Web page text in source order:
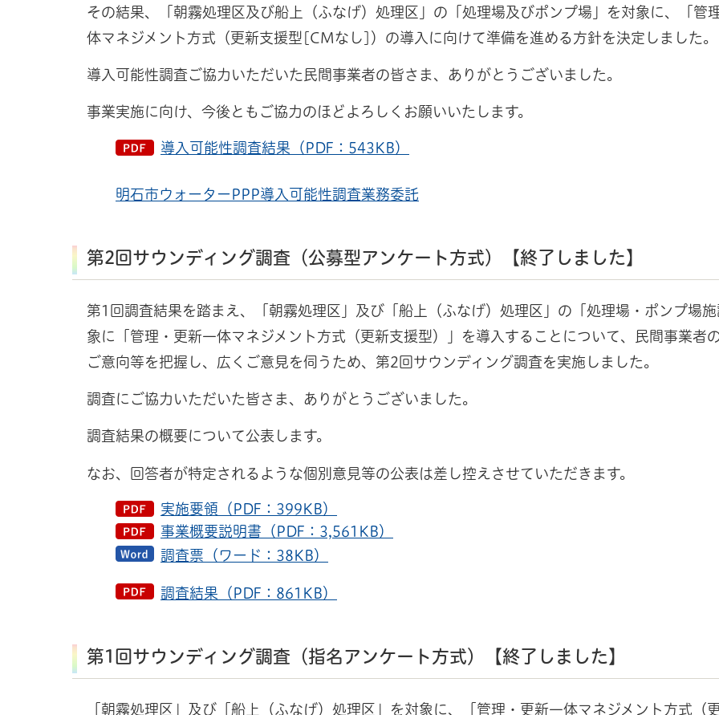
その結果、「朝霧処理区及び船上（ふなげ）処理区」の「処理場及びポンプ場」を対象に、「管
体マネジメント方式（更新支援型[CMなし]）の導入に向けて準備を進める方針を決定しました。
導入可能性調査ご協力いただいた民間事業者の皆さま、ありがとうございました。
事業実施に向け、今後ともご協力のほどよろしくお願いいたします。
導入可能性調査結果（PDF：543KB）
明石市ウォーターPPP導入可能性調査業務委託
第2回サウンディング調査（公募型アンケート方式）【終了しました】
第1回調査結果を踏まえ、「朝霧処理区」及び「船上（ふなげ）処理区」の「処理場・ポンプ場
象に「管理・更新一体マネジメント方式（更新支援型）」を導入することについて、民間事業者
ご意向等を把握し、広くご意見を伺うため、第2回サウンディング調査を実施しました。
調査にご協力いただいた皆さま、ありがとうございました。
調査結果の概要について公表します。
なお、回答者が特定されるような個別意見等の公表は差し控えさせていただきます。
実施要領（PDF：399KB）
事業概要説明書（PDF：3,561KB）
調査票（ワード：38KB）
調査結果（PDF：861KB）
第1回サウンディング調査（指名アンケート方式）【終了しました】
「朝霧処理区」及び「船上（ふなげ）処理区」を対象に、「管理・更新一体マネジメント方式（